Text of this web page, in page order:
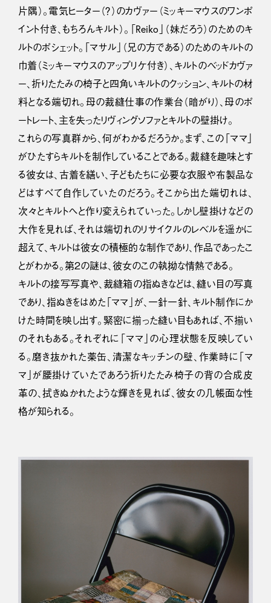
片隅）。電気ヒーター（？）のカヴァー（ミッキーマウスのワンポ
イント付き、もちろんキルト）。「Reiko」（妹だろう）のためのキ
ルトのポシェット。「マサル」（兄の方である）のためのキルトの
巾着（ミッキーマウスのアップリケ付き）、キルトのベッドカヴァ
ー、折りたたみの椅子と四角いキルトのクッション、キルトの材
料となる端切れ。母の裁縫仕事の作業台（暗がり）、母のポ
ートレート、主を失ったリヴィングソファとキルトの壁掛け。
これらの写真群から、何がわかるだろうか。まず、この「ママ」
がひたすらキルトを制作していることである。裁縫を趣味とす
る彼女は、古着を繕い、子どもたちに必要な衣服や布製品な
どはすべて自作していたのだろう。そこから出た端切れは、
次々とキルトへと作り変えられていった。しかし壁掛けなどの
大作を見れば、それは端切れのリサイクルのレベルを遥かに
超えて、キルトは彼女の積極的な制作であり、作品であったこ
とがわかる。第２の謎は、彼女のこの執拗な情熱である。
キルトの接写写真や、裁縫箱の指ぬきなどは、縫い目の写真
であり、指ぬきをはめた「ママ」が、一針一針、キルト制作にか
けた時間を映し出す。緊密に揃った縫い目もあれば、不揃い
のそれもある。それぞれに「ママ」の心理状態を反映してい
る。磨き抜かれた薬缶、清潔なキッチンの壁、作業時に「マ
マ」が腰掛けていたであろう折りたたみ椅子の背の合成皮
革の、拭きぬかれたような輝きを見れば、彼女の几帳面な性
格が知られる。